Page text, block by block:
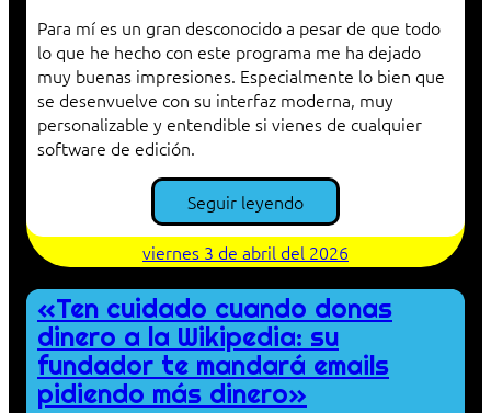
Para mí es un gran desconocido a pesar de que todo
lo que he hecho con este programa me ha dejado
muy buenas impresiones. Especialmente lo bien que
se desenvuelve con su interfaz moderna, muy
personalizable y entendible si vienes de cualquier
software de edición.
Seguir leyendo
viernes 3 de abril del 2026
«Ten cuidado cuando donas
dinero a la Wikipedia: su
fundador te mandará emails
pidiendo más dinero»